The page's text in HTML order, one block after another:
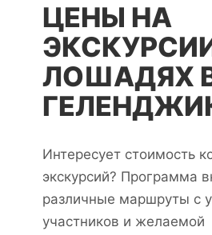
ЦЕНЫ НА
ЛОШАДЯХ
Интересует стоимость
экскурсий? Программа
различные маршруты с
участников и желаемой